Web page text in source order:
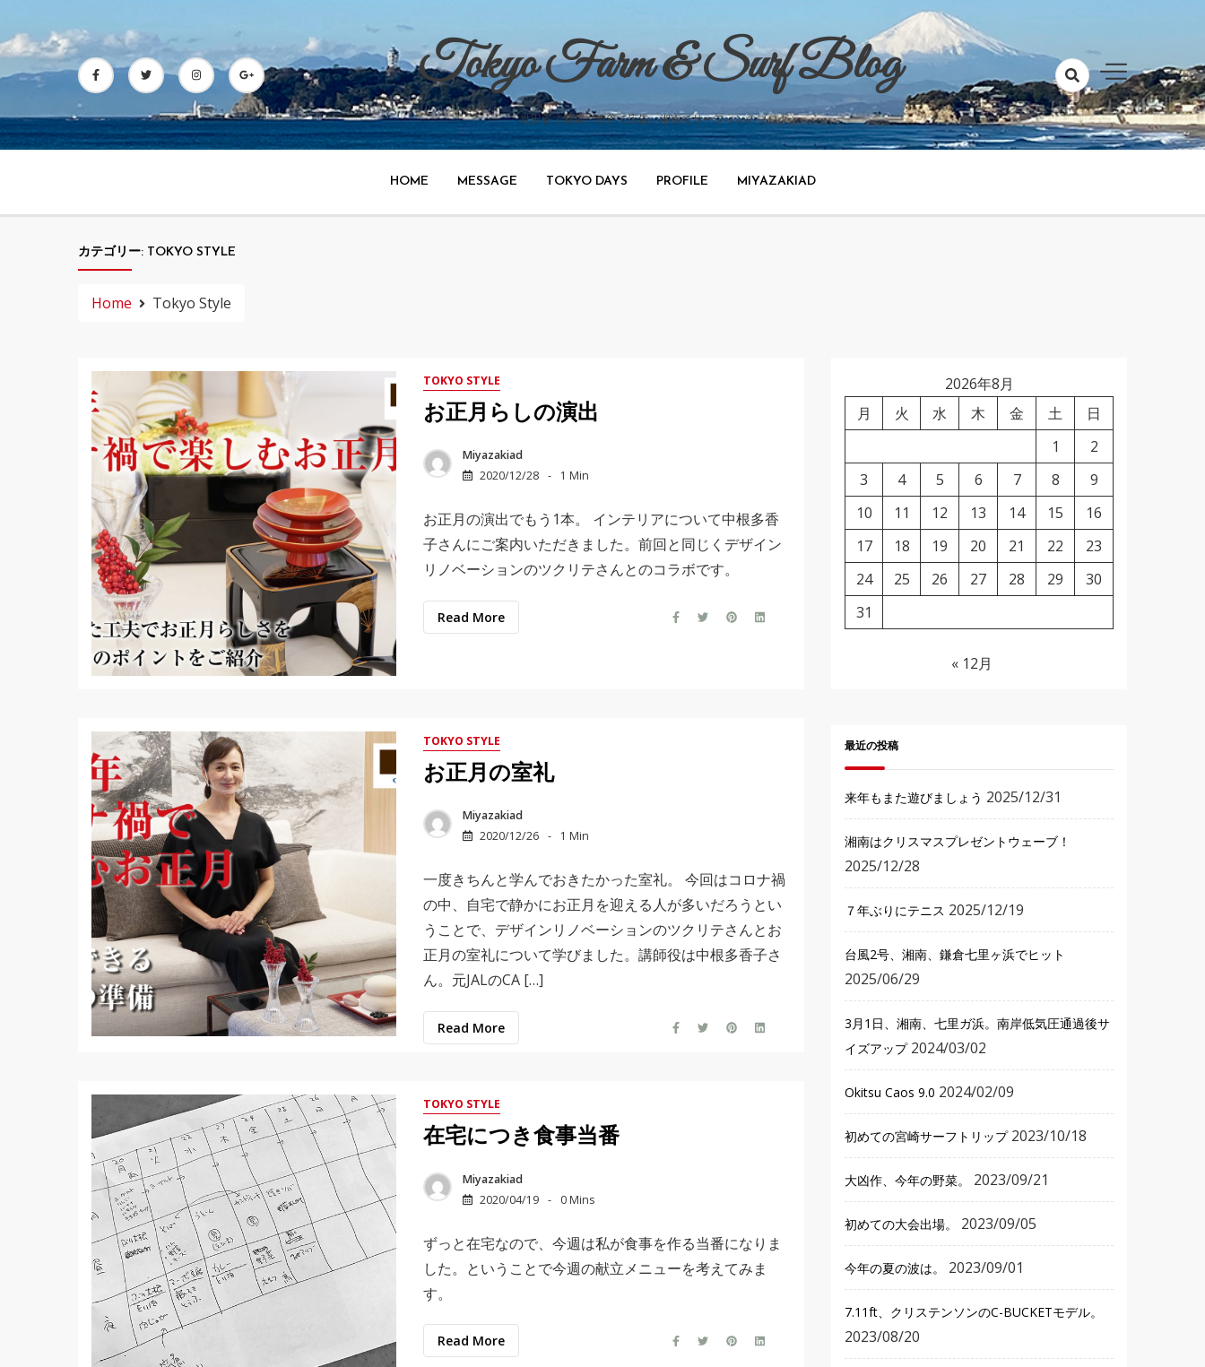
to
content
Tokyo Farm & Surf Blog
世田谷で野菜、渋谷で広告、湘南でサーフィンのブログ。
HOME MESSAGE TOKYO DAYS PROFILE MIYAZAKIAD
カテゴリー: TOKYO STYLE
Home Tokyo Style
TOKYO STYLE
お正月らしの演出
Miyazakiad
2020/12/28
1 Min
お正月の演出でもう1本。 インテリアについて中根多香
子さんにご案内いただきました。前回と同じくデザイン
リノベーションのツクリテさんとのコラボです。
Read More
TOKYO STYLE
お正月の室礼
Miyazakiad
2020/12/26
1 Min
一度きちんと学んでおきたかった室礼。 今回はコロナ禍
の中、自宅で静かにお正月を迎える人が多いだろうとい
うことで、デザインリノベーションのツクリテさんとお
正月の室礼について学びました。講師役は中根多香子さ
ん。元JALのCA […]
Read More
TOKYO STYLE
在宅につき食事当番
Miyazakiad
2020/04/19
0 Mins
ずっと在宅なので、今週は私が食事を作る当番になりま
した。ということで今週の献立メニューを考えてみま
す。
Read More
2026年8月
月
火 水 木 金 土
日
1
2
3
4 5 6 7 8
9
10
11 12 13 14 15
16
17
18 19 20 21 22
23
24
25 26 27 28 29
30
31
« 12月
最近の投稿
来年もまた遊びましょう 2025/12/31
湘南はクリスマスプレゼントウェーブ！
2025/12/28
７年ぶりにテニス 2025/12/19
台風2号、湘南、鎌倉七里ヶ浜でヒット
2025/06/29
3月1日、湘南、七里ガ浜。南岸低気圧通過後サ
イズアップ 2024/03/02
Okitsu Caos 9.0 2024/02/09
初めての宮崎サーフトリップ 2023/10/18
大凶作、今年の野菜。 2023/09/21
初めての大会出場。 2023/09/05
今年の夏の波は。 2023/09/01
7.11ft、クリステンソンのC-BUCKETモデル。
2023/08/20